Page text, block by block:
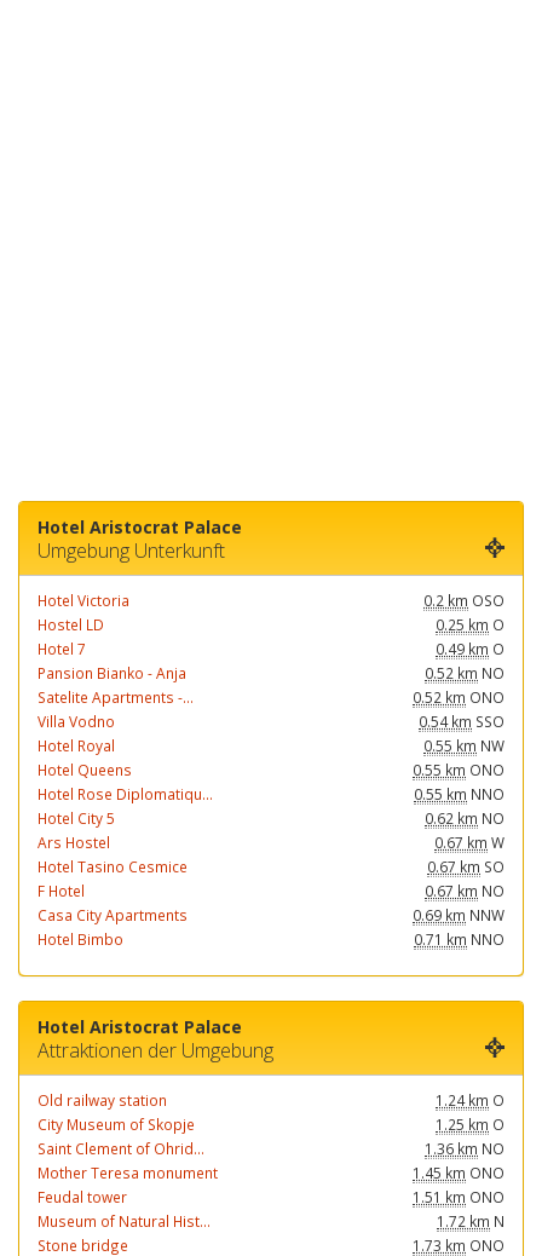
Hotel Aristocrat Palace
Umgebung Unterkunft
Hotel Victoria 0.2 km OSO
Hostel LD
0.25 km O
Hotel 7
0.49 km O
Pansion Bianko - Anja
0.52 km NO
Satelite Apartments -...
0.52 km ONO
Villa Vodno
0.54 km SSO
Hotel Royal
0.55 km NW
Hotel Queens
0.55 km ONO
Hotel Rose Diplomatiqu...
0.55 km NNO
Hotel City 5
0.62 km NO
Ars Hostel
0.67 km W
Hotel Tasino Cesmice
0.67 km SO
F Hotel
0.67 km NO
Casa City Apartments
0.69 km NNW
Hotel Bimbo
0.71 km NNO
Hotel Aristocrat Palace
Attraktionen der Umgebung
Old railway station 1.24 km O
City Museum of Skopje
1.25 km O
Saint Clement of Ohrid...
1.36 km NO
Mother Teresa monument
1.45 km ONO
Feudal tower
1.51 km ONO
Museum of Natural Hist...
1.72 km N
Stone bridge
1.73 km ONO